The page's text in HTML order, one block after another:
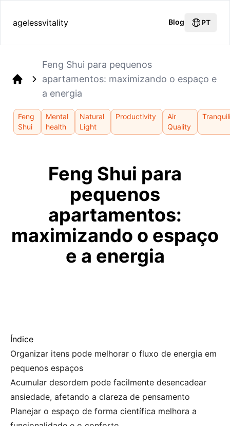
agelessvitality Blog PT
Feng Shui para pequenos
apartamentos: maximizando o espaço e
a energia
Feng
Shui
Mental
health
Natural
Light
Productivity
Air
Quality
Feng Shui para
pequenos
apartamentos:
maximizando o espaço
e a energia
Índice
Organizar itens pode melhorar o fluxo de energia em
pequenos espaços
Acumular desordem pode facilmente desencadear
ansiedade, afetando a clareza de pensamento
Planejar o espaço de forma científica melhora a